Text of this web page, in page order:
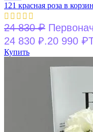
121 красная роза в
24 830₽
24 830 ₽.20 990 ₽
Купить